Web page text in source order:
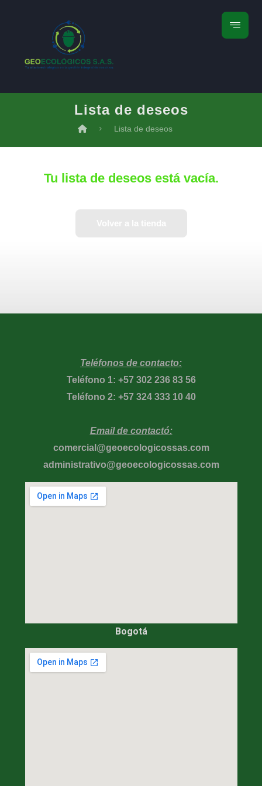
Lista de deseos
Lista de deseos
Tu lista de deseos está vacía.
Teléfonos de contacto:
Teléfono 1: +57 302 236 83 56
Teléfono 2: +57 324 333 10 40
Email de contactó:
comercial@geoecologicossas.com
administrativo@geoecologicossas.com
Bogotá